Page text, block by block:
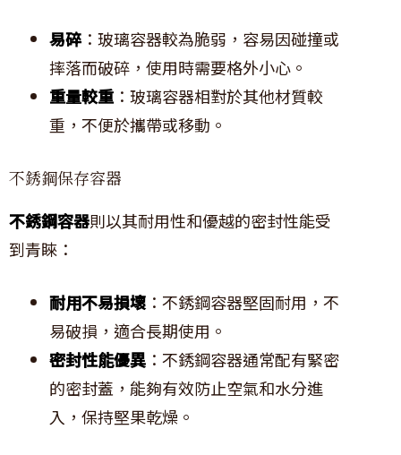
易碎 ：玻璃容器較為脆弱，容易因碰撞或
摔落而破碎，使用時需要格外小心。
重量較重：玻璃容器相對於其他材質較
重，不便於攜帶或移動。
不銹鋼保存容器
不銹鋼容器則以其耐用性和優越的密封性能受
到青睞：
耐用不易損壞 ：不銹鋼容器堅固耐用，不
易破損，適合長期使用。
密封性能優異 ：不銹鋼容器通常配有緊密
的密封蓋，能夠有效防止空氣和水分進
入，保持堅果乾燥。